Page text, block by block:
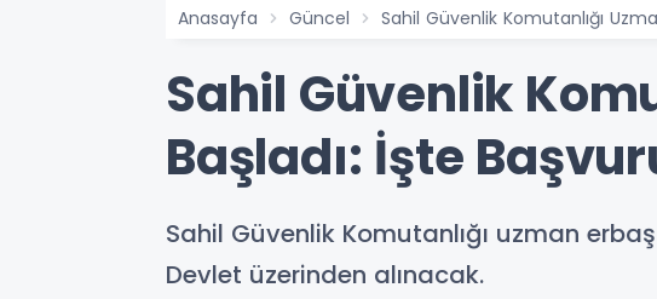
Anasayfa Güncel Sahil Güvenlik Komutanlığı
Sahil Güvenlik
Başladı: İşte
Sahil Güvenlik Komutanlığı uzman
Devlet üzerinden alınacak.